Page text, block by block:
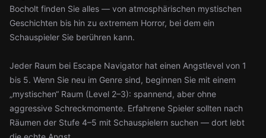
Bocholt finden Sie alles — von atmosphärischen mystischen
Geschichten bis hin zu extremem Horror, bei dem ein
Schauspieler Sie berühren kann.
Jeder Raum bei Escape Navigator hat einen Angstlevel von 1
bis 5. Wenn Sie neu im Genre sind, beginnen Sie mit einem
„mystischen“ Raum (Level 2–3): spannend, aber ohne
aggressive Schreckmomente. Erfahrene Spieler sollten nach
Räumen der Stufe 4–5 mit Schauspielern suchen — dort lebt